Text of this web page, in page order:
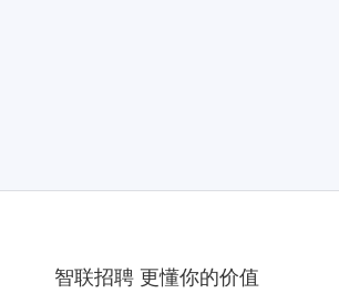
智联招聘 更懂你的价值